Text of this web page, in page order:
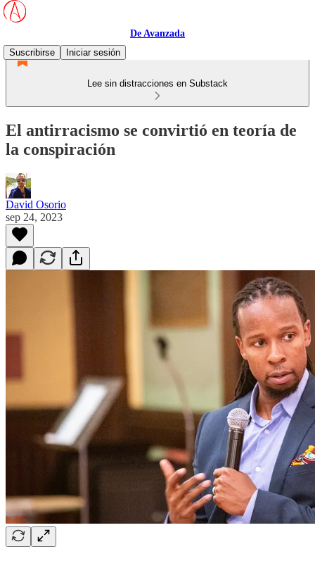
De Avanzada
Suscribirse
Iniciar sesión
Lee sin distracciones en Substack
El antirracismo se convirtió en teoría de
la conspiración
David Osorio
sep 24, 2023